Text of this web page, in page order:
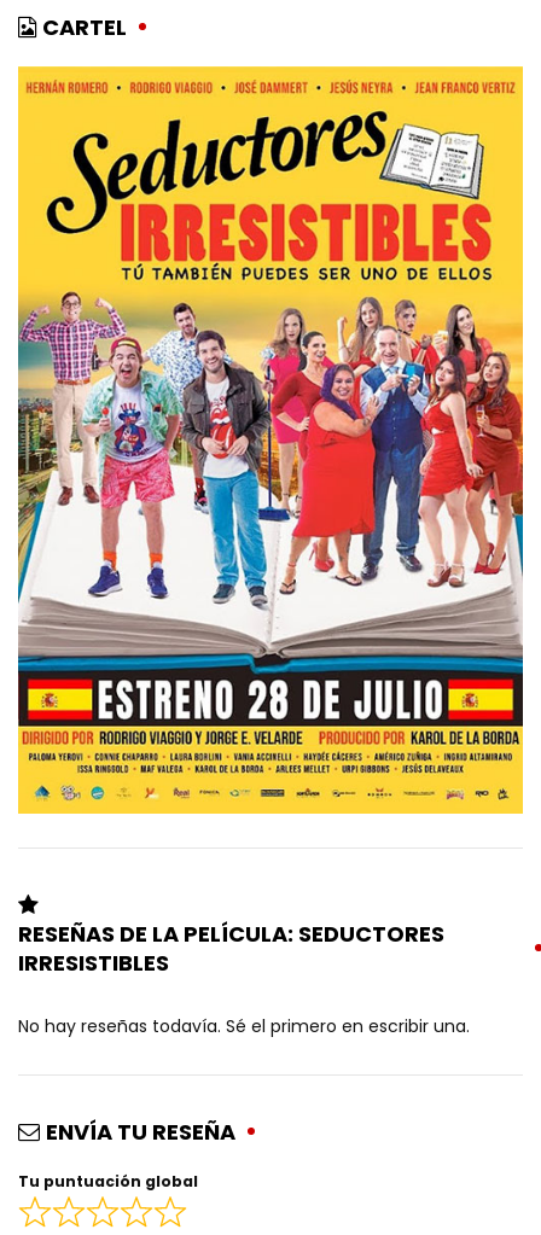
CARTEL
RESEÑAS DE LA PELÍCULA: SEDUCTORES
IRRESISTIBLES
No hay reseñas todavía. Sé el primero en escribir una.
ENVÍA TU RESEÑA
Tu puntuación global